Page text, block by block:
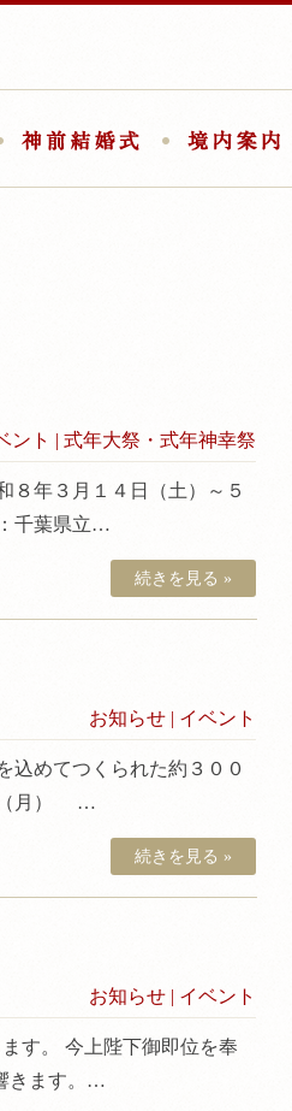
ント |式年大祭・式年神幸祭
年３月１４日（土）～５
千葉県立…
続きを見る »
お知らせ | イベント
込めてつくられた約３００
（月） …
続きを見る »
お知らせ | イベント
す。 今上陛下御即位を奉
きます。…